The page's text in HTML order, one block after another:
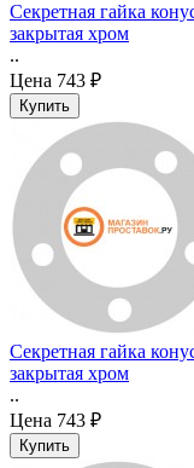
Секретная гайка
закрытая хром
..
Цена 743 ₽
Секретная гайка
закрытая хром
..
Цена 743 ₽